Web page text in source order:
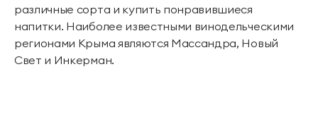
различные сорта и купить понравившиеся
напитки. Наиболее известными винодельческими
регионами Крыма являются Массандра, Новый
Свет и Инкерман.